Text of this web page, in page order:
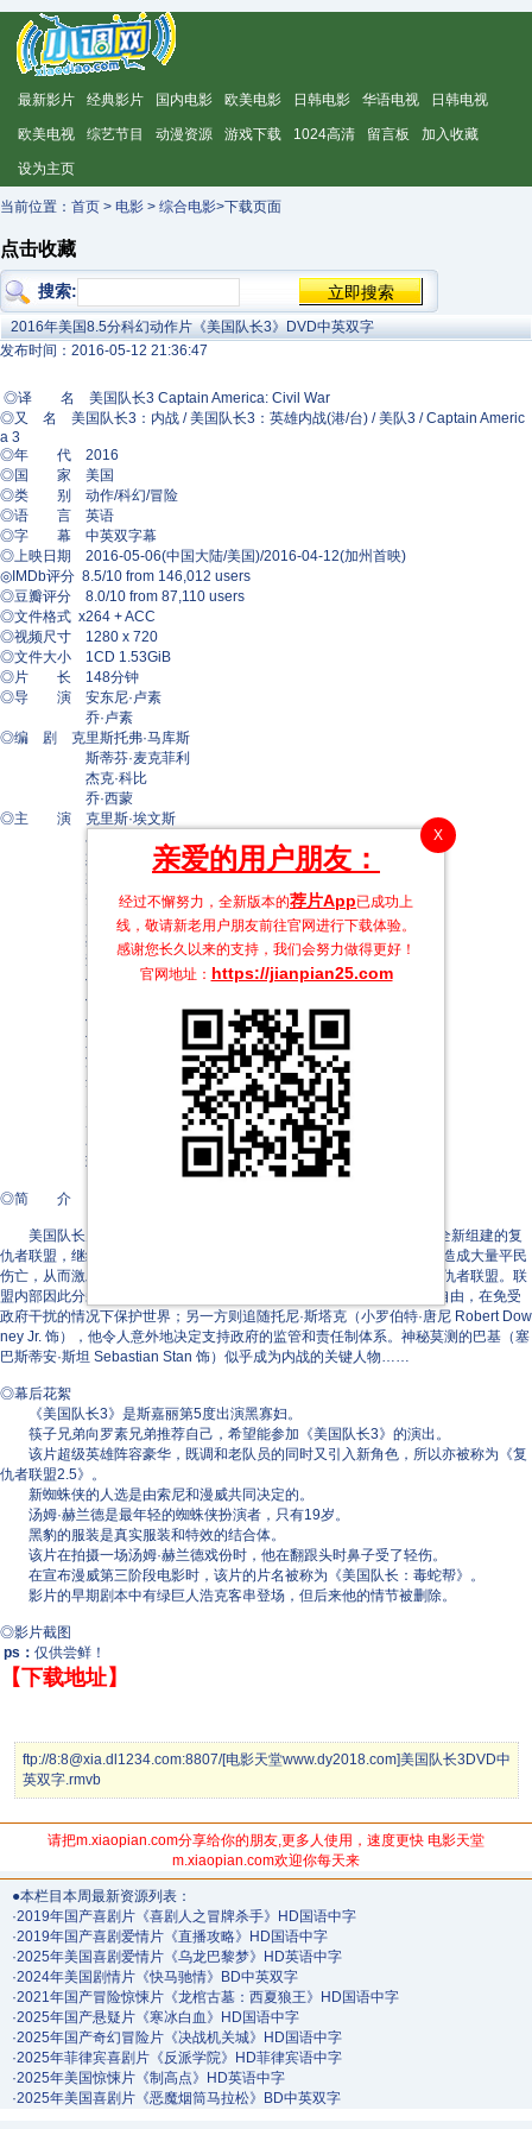
最新影片 经典影片 国内电影 欧美电影 日韩电影 华语电视 日韩电视
欧美电视 综艺节目 动漫资源 游戏下载 1024高清 留言板 加入收藏
设为主页
当前位置： 首页 > 电影 > 综合电影>下载页面
点击收藏
搜索:
X
亲爱的用户朋友：
经过不懈努力，全新版本的荐片App已成功上
线，敬请新老用户朋友前往官网进行下载体验。
感谢您长久以来的支持，我们会努力做得更好！
官网地址： https://jianpian25.com
2016年美国8.5分科幻动作片《美国队长3》DVD中英双字
发布时间：2016-05-12 21:36:47
◎译 名 美国队长3 Captain America: Civil War
◎又 名 美国队长3：内战 / 美国队长3：英雄内战(港/台) / 美队3 / Captain Americ
a 3
◎年 代 2016
◎国 家 美国‍‍
◎类 别 动作/科幻/冒险
◎语 言 英语
◎字 幕 中英双字幕
◎上映日期 2016-05-06(中国大陆/美国)/2016-04-12(加州首映)
◎IMDb评分 8.5/10 from 146,012 users
◎豆瓣评分 8.0/10 from 87,110 users
◎文件格式 x264 + ACC
◎视频尺寸 1280 x 720
◎文件大小 1CD 1.53GiB
◎片 长 148分钟
◎导 演 安东尼·卢素
乔·卢素
◎编 剧 克里斯托弗·马库斯
斯蒂芬·麦克菲利
杰克·科比
乔·西蒙
◎主 演 克里斯·埃文斯
小罗伯特·唐尼
斯嘉丽·约翰逊
塞巴斯蒂安·斯坦
安东尼·麦凯
唐·钱德尔
杰瑞米·雷纳
查德维克·博斯曼
保罗·贝坦尼
伊丽莎白·奥尔森
保罗·路德
艾米丽·万凯普
汤姆·霍兰德
丹尼尔·布鲁赫
马丁·弗瑞曼
玛丽莎·托梅
◎简 介
美国队长史蒂夫·罗杰斯（克里斯·埃文斯 Chris Evans 饰）带领着全新组建的复
仇者联盟，继续维护世界和平。然而，一次执行任务时联盟成员不小心造成大量平民
伤亡，从而激发政治压力，政府决定通过一套监管系统来管理和领导复仇者联盟。联
盟内部因此分裂为两派：一方由史蒂夫· 罗杰斯领导，他主张维护成员自由，在免受
政府干扰的情况下保护世界；另一方则追随托尼·斯塔克（小罗伯特·唐尼 Robert Dow
ney Jr. 饰），他令人意外地决定支持政府的监管和责任制体系。神秘莫测的巴基（塞
巴斯蒂安·斯坦 Sebastian Stan 饰）似乎成为内战的关键人物……
◎幕后花絮
《美国队长3》是斯嘉丽第5度出演黑寡妇。
筷子兄弟向罗素兄弟推荐自己，希望能参加《美国队长3》的演出。
该片超级英雄阵容豪华，既调和老队员的同时又引入新角色，所以亦被称为《复
仇者联盟2.5》。
新蜘蛛侠的人选是由索尼和漫威共同决定的。
汤姆·赫兰德是最年轻的蜘蛛侠扮演者，只有19岁。
黑豹的服装是真实服装和特效的结合体。
该片在拍摄一场汤姆·赫兰德戏份时，他在翻跟头时鼻子受了轻伤。
在宣布漫威第三阶段电影时，该片的片名被称为《美国队长：毒蛇帮》。
影片的早期剧本中有绿巨人浩克客串登场，但后来他的情节被删除。
◎影片截图
ps： 仅供尝鲜！
【下载地址】
ftp://8:8@xia.dl1234.com:8807/[电影天堂www.dy2018.com]美国队长3DVD中
英双字.rmvb
请把m.xiaopian.com分享给你的朋友,更多人使用，速度更快 电影天堂
m.xiaopian.com欢迎你每天来
●本栏目本周最新资源列表：
·2019年国产喜剧片《喜剧人之冒牌杀手》HD国语中字
·2019年国产喜剧爱情片《直播攻略》HD国语中字
·2025年美国喜剧爱情片《乌龙巴黎梦》HD英语中字
·2024年美国剧情片《快马驰情》BD中英双字
·2021年国产冒险惊悚片《龙棺古墓：西夏狼王》HD国语中字
·2025年国产悬疑片《寒冰白血》HD国语中字
·2025年国产奇幻冒险片《决战机关城》HD国语中字
·2025年菲律宾喜剧片《反派学院》HD菲律宾语中字
·2025年美国惊悚片《制高点》HD英语中字
·2025年美国喜剧片《恶魔烟筒马拉松》BD中英双字